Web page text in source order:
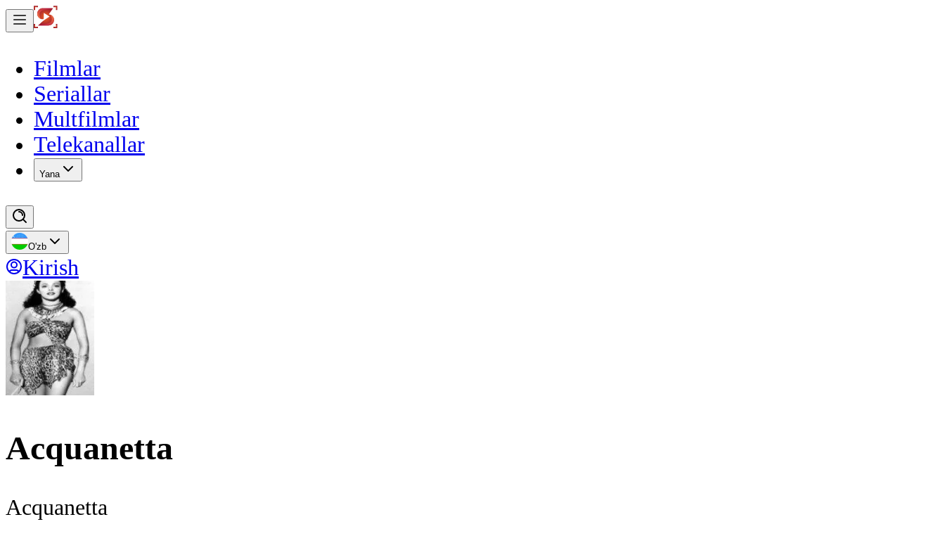
Filmlar
Seriallar
Multfilmlar
Telekanallar
Yana
O'zb
Kirish
Acquanetta
Acquanetta